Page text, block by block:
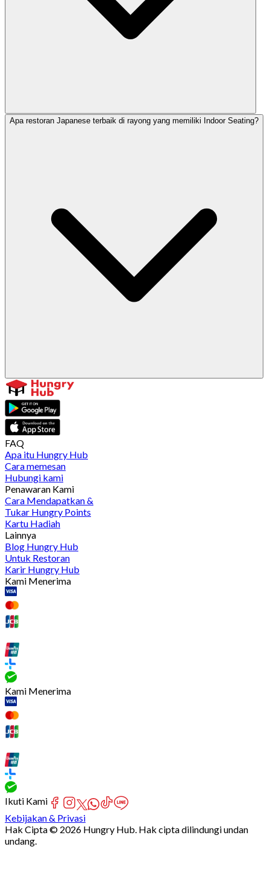
Apa restoran Japanese terbaik di rayong yang memiliki Indoor Seating?
FAQ
Apa itu Hungry Hub
Cara memesan
Hubungi kami
Penawaran Kami
Cara Mendapatkan &
Tukar Hungry Points
Kartu Hadiah
Lainnya
Blog Hungry Hub
Untuk Restoran
Karir Hungry Hub
Kami Menerima
Kami Menerima
Ikuti Kami
Kebijakan & Privasi
Hak Cipta © 2026 Hungry Hub. Hak cipta dilindungi undan
undang.